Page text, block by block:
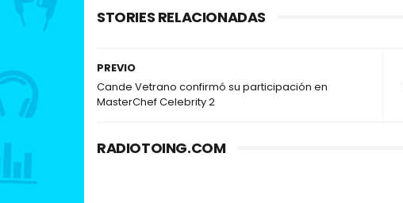
STORIES RELACIONADAS
PREVIO
Cande Vetrano confirmó su participación en
MasterChef Celebrity 2
RADIOTOING.COM